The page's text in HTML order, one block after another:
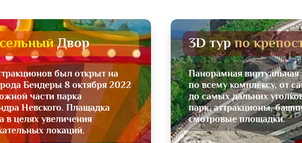
Двор
был открыт на
Бендеры 8 октября 2022
части парка
Невского. Плащадка
в целях увеличения
локаций.
3D тур по
Панорамная виртуальная
по всему комплексу, от
до самых дальних
парк, аттракционы,
смотровые площадки.